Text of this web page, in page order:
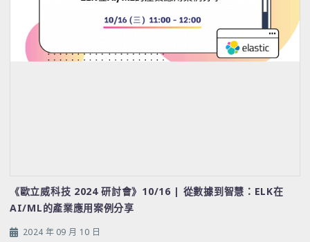
《歐立威科技 2024 研討會》10/16 | 從數據到智慧：ELK在
AI/ML的產業應用案例分享
2024 年 09 月 10 日